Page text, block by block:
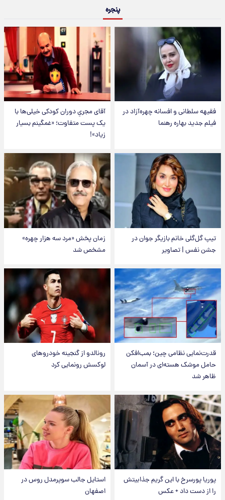
پنجره
فقیهه سلطانی و افسانه چهره‌آزاد در
فیلم جدید بهاره رهنما
آقای مجریِ دوران کودکی خیلی‌ها با
یک پست متفاوت؛ «غمگینم بسیار
زیاد»!
تیپ گل‌گلی خانم بازیگر جوان در
جشن نفس | تصاویر
زمان پخش «مرد سه هزار چهره»
مشخص شد
قدرت‌نمایی نظامی چین؛ بمب‌افکن
حامل موشک هسته‌ای در آسمان
ظاهر شد
رونالدو از گنجینه خودروهای
لوکسش رونمایی کرد
پوریا پورسرخ با این گریم جذابیتش
را از دست داد + عکس
استایل جالب سوپرمدل روس در
اصفهان